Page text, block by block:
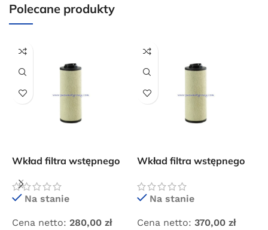
Polecane produkty
Wkład filtra wstępnego
Na stanie
Cena netto: 280,00 zł
Wkład filtra wstępnego
Na stanie
Cena netto: 370,00 zł